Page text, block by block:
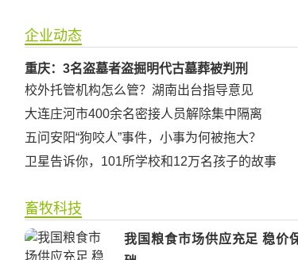
企业动态
重庆：3名盗墓者盗掘明代古墓葬被判刑
校外托管机构怎么管？湖南出台指导意见
大连庄河市400余名密接人员解除集中隔离
五问安阳“狗咬人”事件，小事为何被拖大？
卫星告诉你，101所学校和12万名孩子的故事
畜牧科技
我国粮食市场供应充足 稳价